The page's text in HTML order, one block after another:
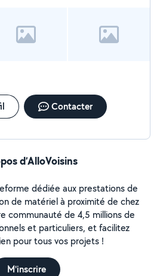
Contacter
d’AlloVoisins
dédiée aux prestations de
de matériel à proximité de chez
communauté de 4,5 millions de
et particuliers, et facilitez
pour tous vos projets !
M'inscrire